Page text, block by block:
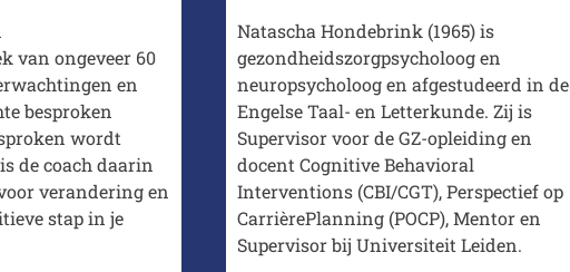
van ongeveer 60
en
besproken
wordt
de coach daarin
verandering en
stap in je
Natascha Hondebrink (1965) is
gezondheidszorgpsycholoog en
neuropsycholoog en afgestudeerd in de
Engelse Taal- en Letterkunde. Zij is
Supervisor voor de GZ-opleiding en
docent Cognitive Behavioral
Interventions (CBI/CGT), Perspectief op
CarrièrePlanning (POCP), Mentor en
Supervisor bij Universiteit Leiden.